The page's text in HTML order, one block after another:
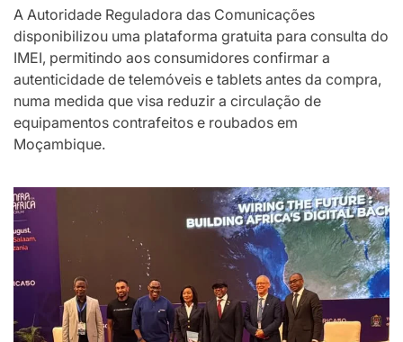
A Autoridade Reguladora das Comunicações
disponibilizou uma plataforma gratuita para consulta do
IMEI, permitindo aos consumidores confirmar a
autenticidade de telemóveis e tablets antes da compra,
numa medida que visa reduzir a circulação de
equipamentos contrafeitos e roubados em
Moçambique.